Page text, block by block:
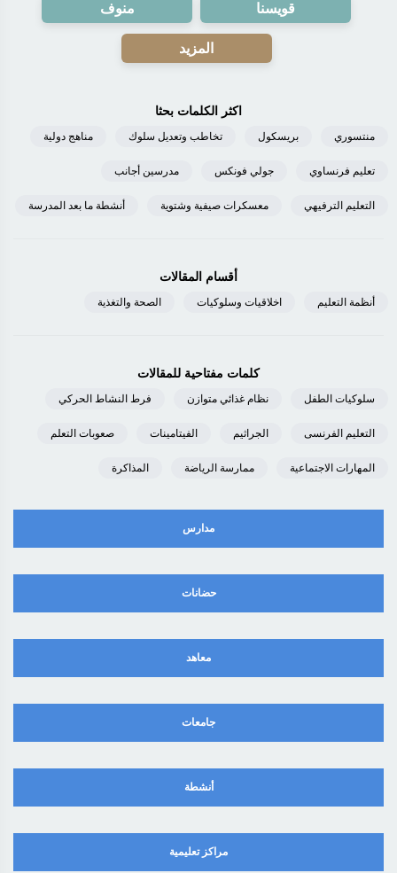
قويسنا منوف
المزيد
اكثر الكلمات بحثا
منتسوري بريسكول تخاطب وتعديل سلوك مناهج دولية
تعليم فرنساوي جولي فونكس مدرسين أجانب
التعليم الترفيهي معسكرات صيفية وشتوية أنشطة ما بعد المدرسة
أقسام المقالات
أنظمة التعليم اخلاقيات وسلوكيات الصحة والتغذية
كلمات مفتاحية للمقالات
سلوكيات الطفل نظام غذائي متوازن فرط النشاط الحركي
التعليم الفرنسى الجراثيم الفيتامينات صعوبات التعلم
المهارات الاجتماعية ممارسة الرياضة المذاكرة
مدارس
حضانات
معاهد
جامعات
أنشطة
مراكز تعليمية